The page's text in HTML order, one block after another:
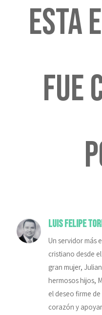
Esta
fue
Luis Felipe
Un servidor más
cristiano desde
gran mujer,
hermosos hijos,
el deseo firme
corazón y